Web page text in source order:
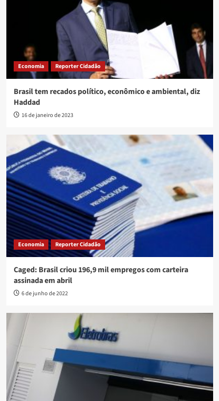
Economia Reporter Cidadão
Brasil tem recados político, econômico e ambiental, diz
Haddad
16 de janeiro de 2023
Economia Reporter Cidadão
Caged: Brasil criou 196,9 mil empregos com carteira
assinada em abril
6 de junho de 2022